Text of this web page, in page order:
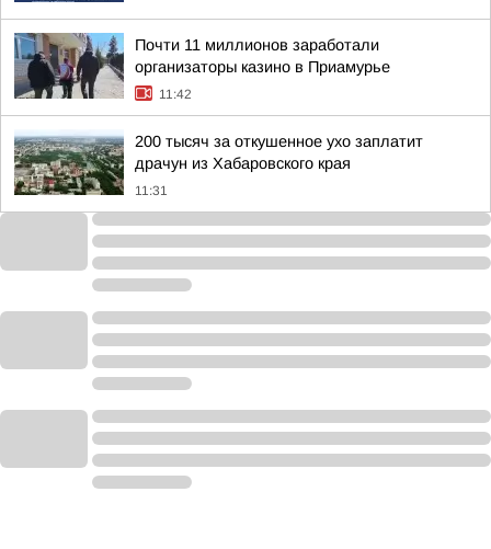
Почти 11 миллионов заработали
организаторы казино в Приамурье
11:42
200 тысяч за откушенное ухо заплатит
драчун из Хабаровского края
11:31